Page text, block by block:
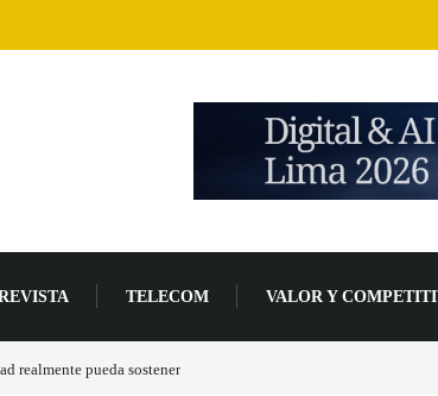
TELECOM VALOR Y
realmente pueda sostener